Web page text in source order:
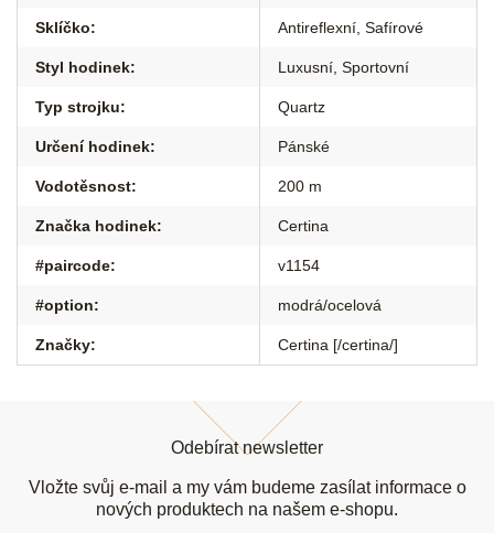
Sklíčko: Antireflexní Safírové
Styl hodinek: Luxusní Sportovní
Typ strojku: Quartz
Určení hodinek: Pánské
Vodotěsnost: 200 m
Značka hodinek: Certina
#paircode: v1154
#option: modrá/ocelová
Značky: Certina [/certina/]
Odebírat newsletter
Vložte svůj e-mail a my vám budeme zasílat informace o
nových produktech na našem e-shopu.